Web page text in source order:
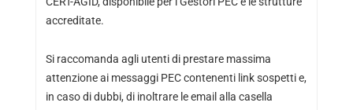
accreditate.
Si raccomanda agli utenti di prestare massima
attenzione ai messaggi PEC contenenti link sospetti e,
in caso di dubbi, di inoltrare le email alla casella